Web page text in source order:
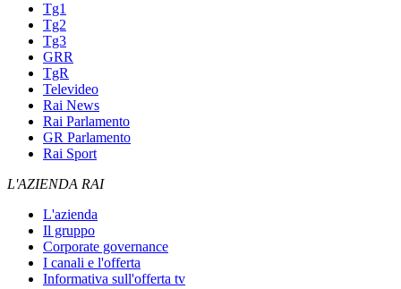
Tg1
Tg2
Tg3
GRR
TgR
Televideo
Rai News
Rai Parlamento
GR Parlamento
Rai Sport
L'AZIENDA RAI
L'azienda
Il gruppo
Corporate governance
I canali e l'offerta
Informativa sull'offerta tv